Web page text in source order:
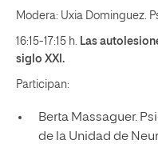
Modera: Uxia Dominguez.
16:15-17:15 h. Las
siglo XXI.
Participan:
Berta Massaguer.
de la Unidad de